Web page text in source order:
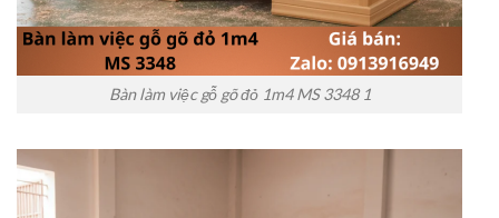
Bàn làm việc gỗ gõ đỏ 1m4 MS 3348 1